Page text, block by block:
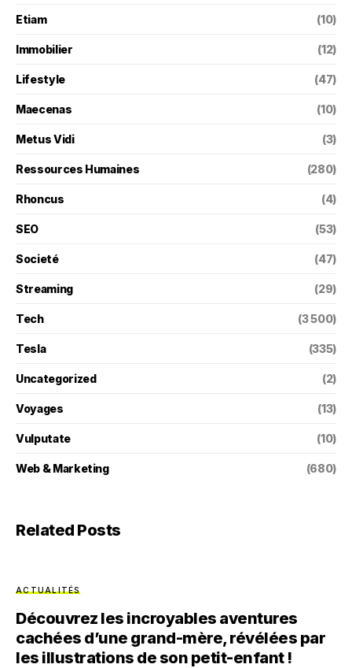
Etiam (10)
Immobilier (12)
Lifestyle (47)
Maecenas (10)
Metus Vidi (3)
Ressources Humaines (280)
Rhoncus (4)
SEO (53)
Societé (47)
Streaming (29)
Tech (3 500)
Tesla (335)
Uncategorized (2)
Voyages (13)
Vulputate (10)
Web & Marketing (680)
Related Posts
ACTUALITÉS
Découvrez les incroyables aventures
cachées d’une grand-mère, révélées par
les illustrations de son petit-enfant !